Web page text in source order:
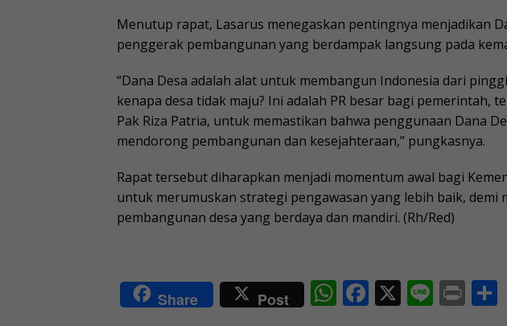
Menutup rapat, Lasarus menegaskan pentingnya menjadikan
penggerak pembangunan yang berdampak langsung pada
“Dana Desa adalah alat untuk membangun Indonesia dari
kenapa desa tidak maju? Ini adalah PR besar bagi pemerintah,
Pak Riza Patria, untuk memastikan bahwa penggunaan Dana
mendorong pembangunan dan kesejahteraan,” pungkasnya.
Rapat tersebut diharapkan menjadi momentum awal bagi
untuk merumuskan strategi pengawasan yang lebih baik, demi
pembangunan desa yang berdaya dan mandiri. (Rh/Red)
Share Post W F X Li Pr